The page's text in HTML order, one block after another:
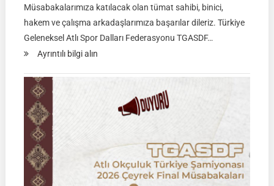
Müsabakalarımıza katılacak olan tümat sahibi, binici,
hakem ve çalışma arkadaşlarımıza başarılar dileriz. Türkiye
Geleneksel Atlı Spor Dalları Federasyonu TGASDF…
Ayrıntılı bilgi alın:
Federasyon
Müsabakası
02
Ağustos
2026